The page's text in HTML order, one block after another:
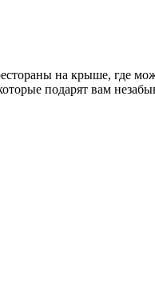
на крыше, где
подарят вам